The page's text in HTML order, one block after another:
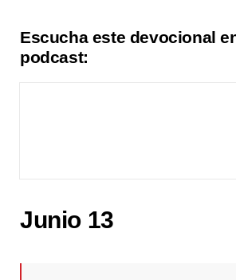
Escucha este devocional
podcast:
Junio 13